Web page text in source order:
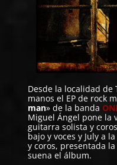
Desde la localidad de
manos el EP de rock
man» de la banda
Miguel Ángel pone la
guitarra solista y
bajo y voces y July a
y coros, presentada
suena el álbum.